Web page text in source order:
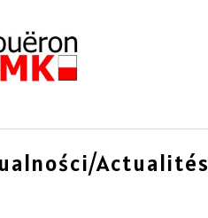
Actualités